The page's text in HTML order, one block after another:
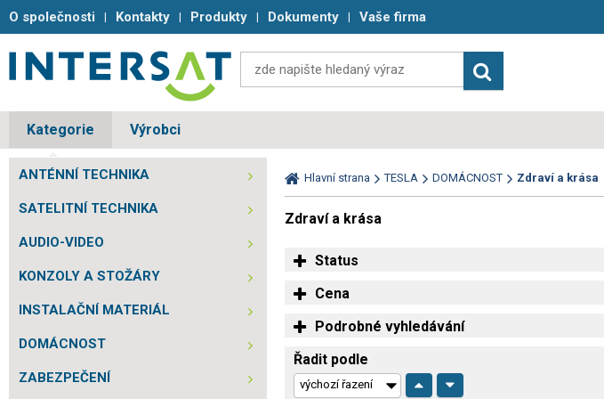
O společnosti Kontakty Produkty Dokumenty Vaše firma
Kategorie Výrobci
ANTÉNNÍ TECHNIKA
SATELITNÍ TECHNIKA
AUDIO-VIDEO
KONZOLY A STOŽÁRY
INSTALAČNÍ MATERIÁL
DOMÁCNOST
ZABEZPEČENÍ
Hlavní strana TESLA DOMÁCNOST Zdraví a krása
Zdraví a krása
Status
Cena
Podrobné vyhledávání
Řadit podle